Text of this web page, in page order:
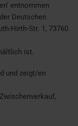
entnommen
Deutschen
Hirth-Str. 1, 73760
ist.
und zeigt/en